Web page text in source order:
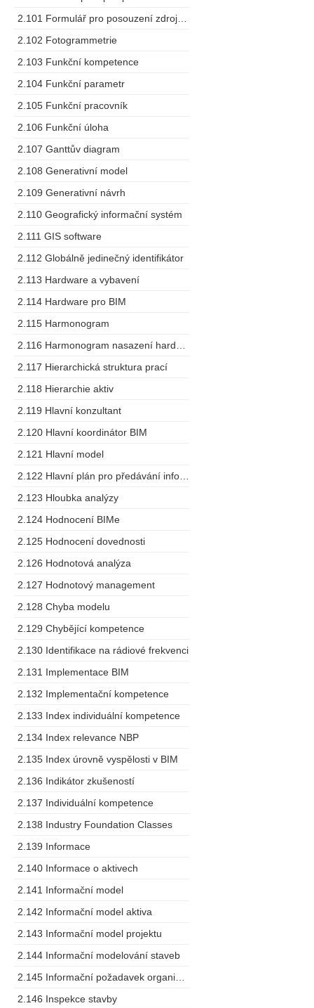
2.102 Fotogrammetrie
2.103 Funkční kompetence
2.104 Funkční parametr
2.105 Funkční pracovník
2.106 Funkční úloha
2.107 Ganttův diagram
2.108 Generativní model
2.109 Generativní návrh
2.110 Geografický informační systém
2.111 GIS software
2.112 Globálně jedinečný identifikátor
2.113 Hardware a vybavení
2.114 Hardware pro BIM
2.115 Harmonogram
2.117 Hierarchická struktura prací
2.118 Hierarchie aktiv
2.119 Hlavní konzultant
2.120 Hlavní koordinátor BIM
2.121 Hlavní model
2.123 Hloubka analýzy
2.124 Hodnocení BIMe
2.125 Hodnocení dovednosti
2.126 Hodnotová analýza
2.127 Hodnotový management
2.128 Chyba modelu
2.129 Chybějící kompetence
2.130 Identifikace na rádiové frekvenci
2.131 Implementace BIM
2.132 Implementační kompetence
2.133 Index individuální kompetence
2.134 Index relevance NBP
2.135 Index úrovně vyspělosti v BIM
2.136 Indikátor zkušeností
2.137 Individuální kompetence
2.138 Industry Foundation Classes
2.139 Informace
2.140 Informace o aktivech
2.141 Informační model
2.142 Informační model aktiva
2.143 Informační model projektu
2.144 Informační modelování staveb
2.146 Inspekce stavby